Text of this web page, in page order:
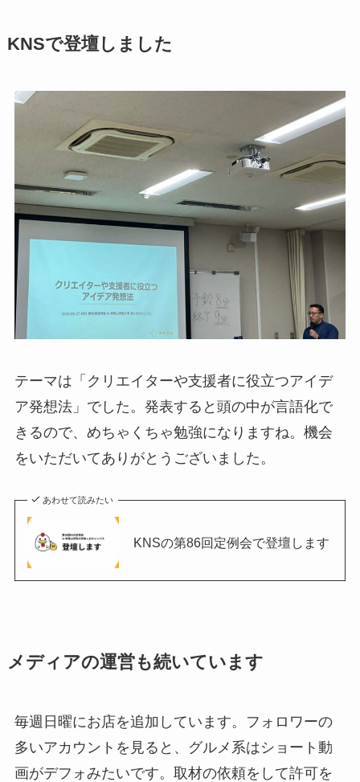
KNSで登壇しました
テーマは「クリエイターや支援者に役立つアイデ
ア発想法」でした。発表すると頭の中が言語化で
きるので、めちゃくちゃ勉強になりますね。機会
をいただいてありがとうございました。
あわせて読みたい
KNSの第86回定例会で登壇します
メディアの運営も続いています
毎週日曜にお店を追加しています。フォロワーの
多いアカウントを見ると、グルメ系はショート動
画がデフォみたいです。取材の依頼をして許可を